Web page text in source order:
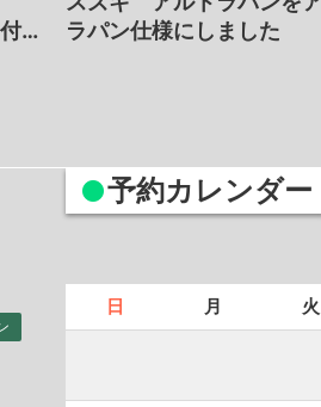
付…
ラパン仕様にしました
予約カレンダー
日 月 火